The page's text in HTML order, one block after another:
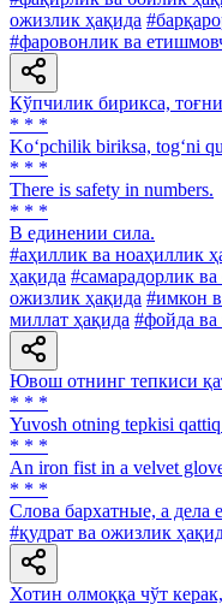
ожизлик ҳақида
#фаровонлик ва
Кўпчилик бирикса, тоғни
* * *
Ko‘pchilik biriksa, tog‘ni
* * *
There is safety in numbers.
* * *
В единении сила.
#аҳиллик ва ноаҳиллик
ҳақида #самарадорлик
ожизлик ҳақида #имкон
миллат ҳақида #фойда ва
Ювош отнинг тепкиси
* * *
Yuvosh otning tepkisi qattiq
* * *
An iron fist in a velvet
* * *
Слова бархатные, а дела
#қудрат ва ожизлик
Хотин олмоққа чўт